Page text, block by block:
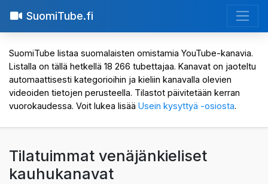
SuomiTube.fi
SuomiTube listaa suomalaisten omistamia YouTube-kanavia.
Listalla on tällä hetkellä 18 266 tubettajaa. Kanavat on jaoteltu
automaattisesti kategorioihin ja kieliin kanavalla olevien
videoiden tietojen perusteella. Tilastot päivitetään kerran
vuorokaudessa. Voit lukea lisää Usein kysyttyä -osiosta.
Tilatuimmat venäjänkieliset
kauhukanavat